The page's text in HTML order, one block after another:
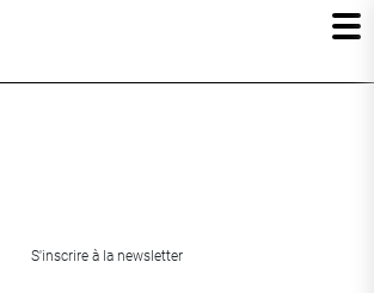
S'inscrire à la newsletter